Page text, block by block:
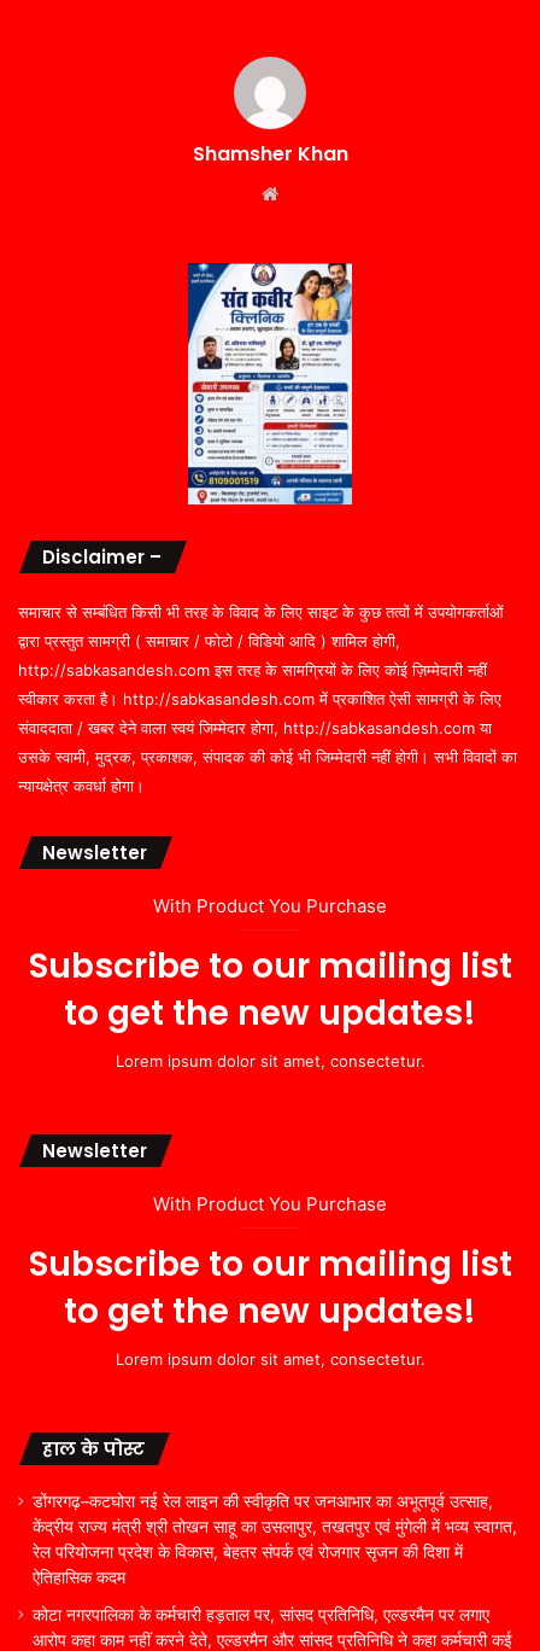
Shamsher Khan
Disclaimer –
समाचार से सम्बंधित किसी भी तरह के विवाद के लिए साइट के कुछ तत्वों में उपयोगकर्ताओं
द्वारा प्रस्तुत सामग्री ( समाचार / फोटो / विडियो आदि ) शामिल होगी,
http://sabkasandesh.com इस तरह के सामग्रियों के लिए कोई ज़िम्मेदारी नहीं
स्वीकार करता है। http://sabkasandesh.com में प्रकाशित ऐसी सामग्री के लिए
संवाददाता / खबर देने वाला स्वयं जिम्मेदार होगा, http://sabkasandesh.com या
उसके स्वामी, मुद्रक, प्रकाशक, संपादक की कोई भी जिम्मेदारी नहीं होगी। सभी विवादों का
न्यायक्षेत्र कवर्धा होगा।
Newsletter
With Product You Purchase
Subscribe to our mailing list
to get the new updates!
Lorem ipsum dolor sit amet, consectetur.
Newsletter
With Product You Purchase
Subscribe to our mailing list
to get the new updates!
Lorem ipsum dolor sit amet, consectetur.
हाल के पोस्ट
डोंगरगढ़–कटघोरा नई रेल लाइन की स्वीकृति पर जनआभार का अभूतपूर्व उत्साह,
केंद्रीय राज्य मंत्री श्री तोखन साहू का उसलापुर, तखतपुर एवं मुंगेली में भव्य स्वागत,
रेल परियोजना प्रदेश के विकास, बेहतर संपर्क एवं रोजगार सृजन की दिशा में
ऐतिहासिक कदम
कोटा नगरपालिका के कर्मचारी हड़ताल पर, सांसद प्रतिनिधि, एल्डरमैन पर लगाए
आरोप कहा काम नहीं करने देते, एल्डरमैन और सांसद प्रतिनिधि ने कहा कर्मचारी कई